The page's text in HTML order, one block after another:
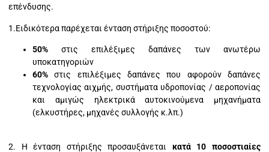
επένδυσης.
1.Ειδικότερα παρέχεται ένταση στήριξης ποσοστού:
50% στις επιλέξιμες δαπάνες των ανωτέρω
υποκατηγοριών
60% στις επιλέξιμες δαπάνες που αφορούν δαπάνες
τεχνολογίας αιχμής, συστήματα υδροπονίας / αεροπονίας
και αμιγώς ηλεκτρικά αυτοκινούμενα μηχανήματα
(ελκυστήρες, μηχανές συλλογής κ.λπ.)
2. Η ένταση στήριξης προσαυξάνεται κατά 10 ποσοστιαίες